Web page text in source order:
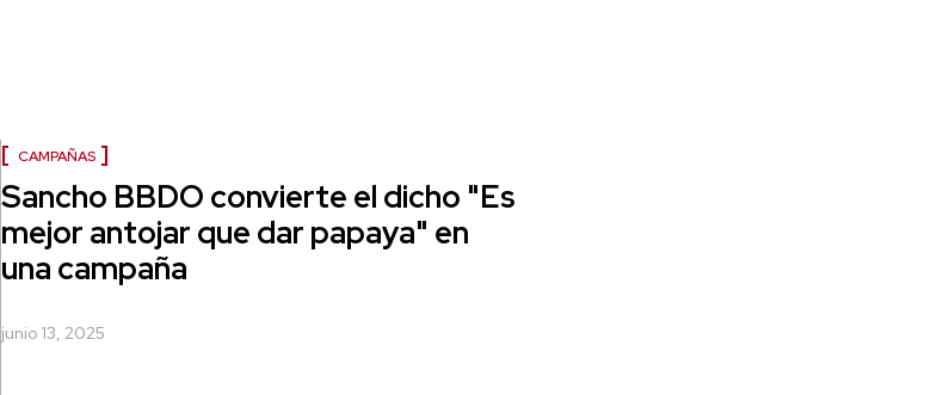
CAMPAÑAS
Sancho BBDO convierte el dicho "Es
mejor antojar que dar papaya" en
una campaña
junio 13, 2025